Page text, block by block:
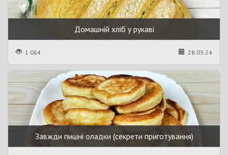
Домашній хліб у рукаві
1 064 28.03.24
Завжди пишні оладки (секрети приготування)